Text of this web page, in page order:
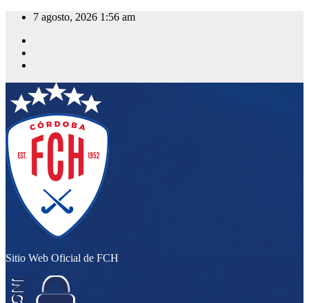
Saltar
contenido
7 agosto, 2026 1:56 am
Sitio Web Oficial de FCH